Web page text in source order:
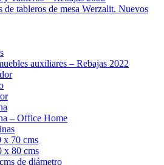
de tableros de mesa Werzalit. Nuevos
auxiliares – Rebajas 2022
– Office Home
x 70 cms
x 80 cms
de diámetro